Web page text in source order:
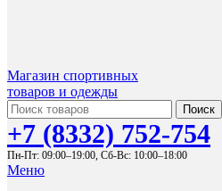
Магазин спортивных
товаров и одежды
Поиск
+7 (8332) 752-754
Пн-Пт: 09:00–19:00, Сб-Вс: 10:00–18:00
Меню